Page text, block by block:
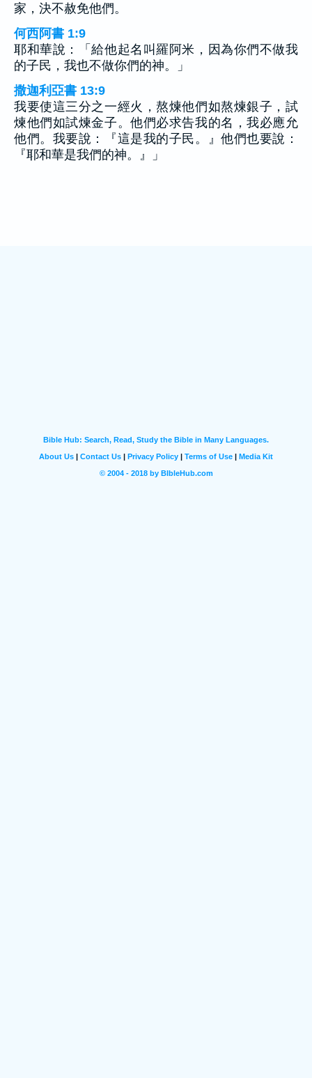
家，決不赦免他們。
何西阿書 1:9
耶和華說：「給他起名叫羅阿米，因為你們不做我
的子民，我也不做你們的神。」
撒迦利亞書 13:9
我要使這三分之一經火，熬煉他們如熬煉銀子，試
煉他們如試煉金子。他們必求告我的名，我必應允
他們。我要說：『這是我的子民。』他們也要說：
『耶和華是我們的神。』」